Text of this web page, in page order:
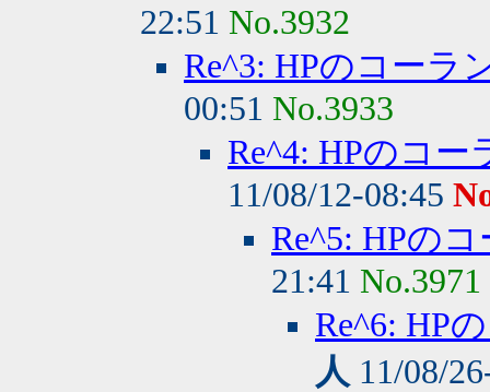
22:51 No.3932
Re^3: HPのコーラ
00:51 No.3933
Re^4: HPのコ
11/08/12-08:45
Re^5: HPの
21:41 No.3971
Re^6: HP
人 11/08/